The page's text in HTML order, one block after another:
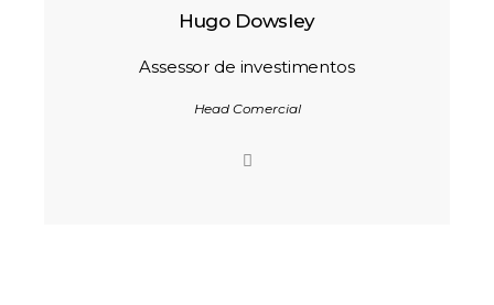
Hugo Dowsley
Assessor de investimentos
Head Comercial